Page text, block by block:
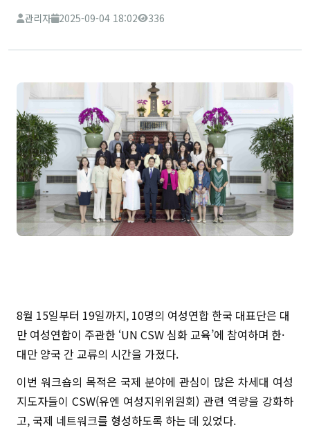
관리자 2025-09-04 18:02 336
8월 15일부터 19일까지, 10명의 여성연합 한국 대표단은 대
만 여성연합이 주관한 ‘UN CSW 심화 교육’에 참여하며 한·
대만 양국 간 교류의 시간을 가졌다.
이번 워크숍의 목적은 국제 분야에 관심이 많은 차세대 여성
지도자들이 CSW(유엔 여성지위위원회) 관련 역량을 강화하
고, 국제 네트워크를 형성하도록 하는 데 있었다.